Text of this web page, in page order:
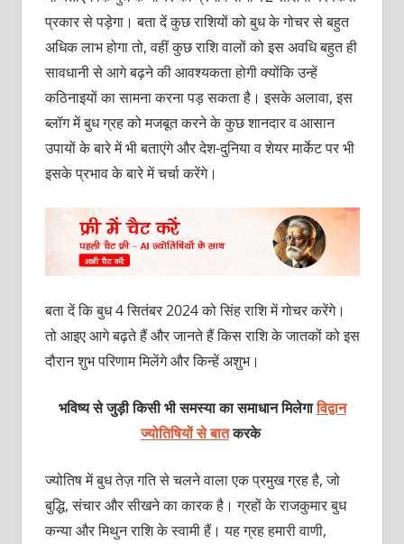
प्रकार से पड़ेगा। बता दें कुछ राशियों को बुध के गोचर से बहुत
अधिक लाभ होगा तो, वहीं कुछ राशि वालों को इस अवधि बहुत ही
सावधानी से आगे बढ़ने की आवश्यकता होगी क्योंकि उन्हें
कठिनाइयों का सामना करना पड़ सकता है। इसके अलावा, इस
ब्लॉग में बुध ग्रह को मजबूत करने के कुछ शानदार व आसान
उपायों के बारे में भी बताएंगे और देश-दुनिया व शेयर मार्केट पर भी
इसके प्रभाव के बारे में चर्चा करेंगे।
बता दें कि बुध 4 सितंबर 2024 को सिंह राशि में गोचर करेंगे।
तो आइए आगे बढ़ते हैं और जानते हैं किस राशि के जातकों को इस
दौरान शुभ परिणाम मिलेंगे और किन्हें अशुभ।
भविष्य से जुड़ी किसी भी समस्या का समाधान मिलेगाविद्वान
ज्योतिषियों से बातकरके
ज्योतिष में बुध तेज़ गति से चलने वाला एक प्रमुख ग्रह है, जो
बुद्धि, संचार और सीखने का कारक है। ग्रहों के राजकुमार बुध
कन्या और मिथुन राशि के स्वामी हैं। यह ग्रह हमारी वाणी,